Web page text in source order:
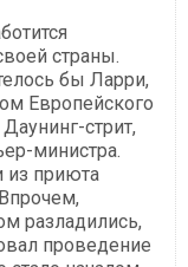
страны.
бы Ларри,
Европейского
стрит,
министра.
из приюта
разладились,
проведение